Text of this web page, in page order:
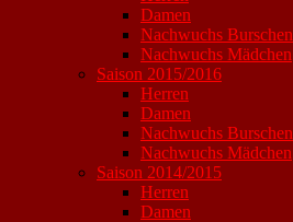
Damen
Nachwuchs Burschen
Nachwuchs Mädchen
Saison 2015/2016
Herren
Damen
Nachwuchs Burschen
Nachwuchs Mädchen
Saison 2014/2015
Herren
Damen